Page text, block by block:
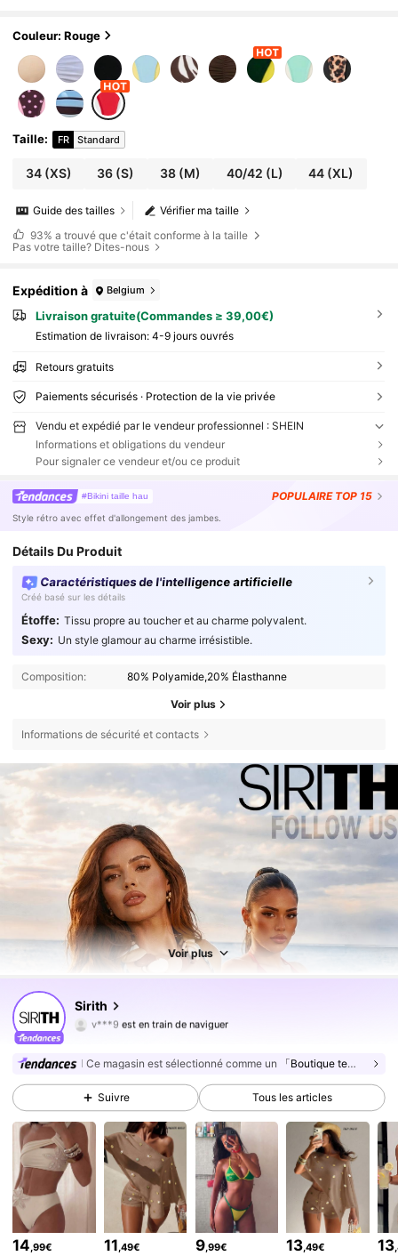
Couleur: Rouge
Taille: FR Standard
34(XS) 36 (S) 38(M) 40/42 (L) 44 (XL)
Vérifier ma taille
Guide des tailles
93% a trouvé que c'était conforme à la taille
Pas votre taille? Dites-nous
Expédition à Belgium
Livraison gratuite(Commandes ≥ 39,00€)
Estimation de livraison: 4-9 jours ouvrés
Retours gratuits
Paiements sécurisés · Protection de la vie privée
Vendu et expédié par le vendeur professionnel : SHEIN
Informations et obligations du vendeur
Pour signaler ce vendeur et/ou ce produit
#Bikini taille hau POPULAIRE TOP 15
Style rétro avec effet d'allongement des jambes.
Détails Du Produit
Caractéristiques de l'intelligence artificielle
Créé basé sur les détails
Étoffe: Tissu propre au toucher et au charme polyvalent.
Sexy: Un style glamour au charme irrésistible.
Composition: 80% Polyamide,20% Élasthanne
Voir plus
Informations de sécurité et contacts
Voir plus
Sirithv***9est en train de naviguer
4,79
69K Suiveurs
4,79 69K Suiveurs
4,79 69K Suiveurs
4,79 69K Suiveurs
4,79 69K Suiveurs
69K Suiveurs
4,79 69K Suiveurs
Ce magasin est sélectionné comme un 「Boutique tendance」
Suivre Tous les articles
14,99€ 11,49€ 9,99€ 13,49€ 13